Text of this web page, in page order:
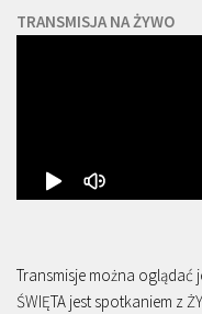
TRANSMISJA NA ŻYWO
Transmisje można oglądać
ŚWIĘTA jest spotkaniem z